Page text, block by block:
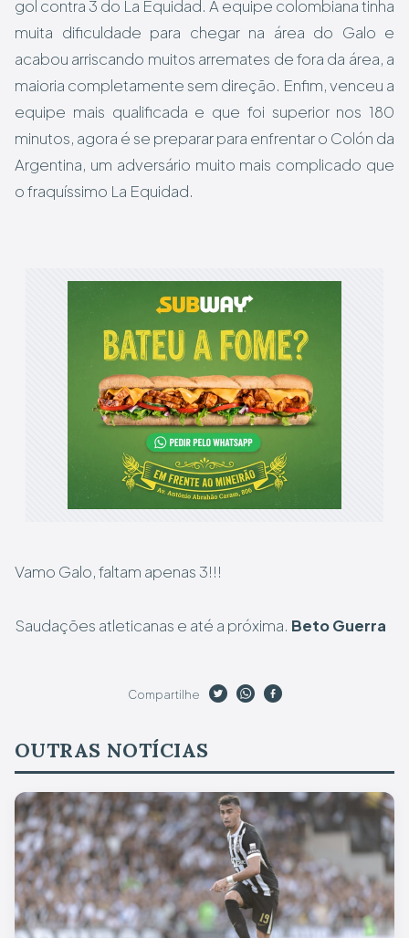
gol contra 3 do La Equidad. A equipe colombiana tinha
muita dificuldade para chegar na área do Galo e
acabou arriscando muitos arremates de fora da área, a
maioria completamente sem direção. Enfim, venceu a
equipe mais qualificada e que foi superior nos 180
minutos, agora é se preparar para enfrentar o Colón da
Argentina, um adversário muito mais complicado que
o fraquíssimo La Equidad.
Vamo Galo, faltam apenas 3!!!
Saudações atleticanas e até a próxima. Beto Guerra
Compartilhe
OUTRAS NOTÍCIAS